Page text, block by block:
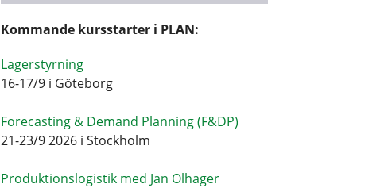
Kommande kursstarter i PLAN:
Lagerstyrning
16-17/9 i Göteborg
Forecasting & Demand Planning (F&DP)
21-23/9 2026 i Stockholm
Produktionslogistik med Jan Olhager